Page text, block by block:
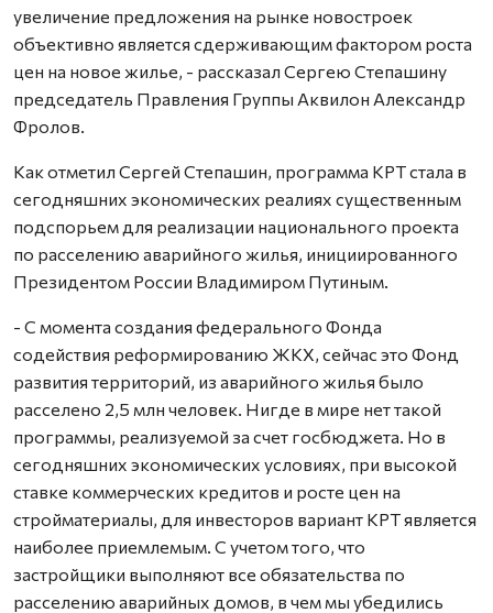
увеличение предложения на рынке новостроек
объективно является сдерживающим фактором роста
цен на новое жилье, - рассказал Сергею Степашину
председатель Правления Группы Аквилон Александр
Фролов.
Как отметил Сергей Степашин, программа КРТ стала в
сегодняшних экономических реалиях существенным
подспорьем для реализации национального проекта
по расселению аварийного жилья, инициированного
Президентом России Владимиром Путиным.
- С момента создания федерального Фонда
содействия реформированию ЖКХ, сейчас это Фонд
развития территорий, из аварийного жилья было
расселено 2,5 млн человек. Нигде в мире нет такой
программы, реализуемой за счет госбюджета. Но в
сегодняшних экономических условиях, при высокой
ставке коммерческих кредитов и росте цен на
стройматериалы, для инвесторов вариант КРТ является
наиболее приемлемым. С учетом того, что
застройщики выполняют все обязательства по
расселению аварийных домов, в чем мы убедились